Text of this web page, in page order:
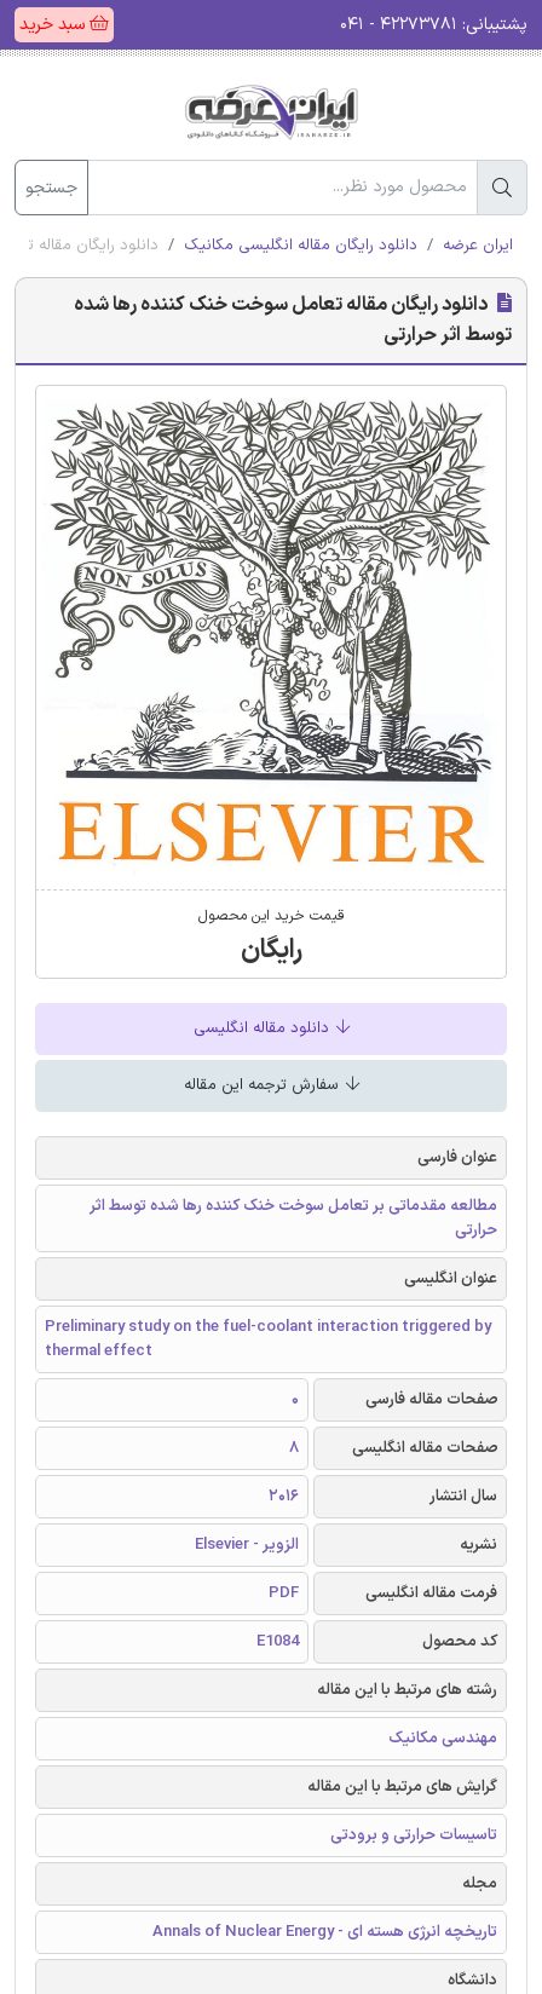
پشتیبانی: سبد خرید
جستجو
ایران عرضه دانلود رایگان مقاله انگلیسی مکانیک دانلود رایگان مقاله
دانلود رایگان مقاله تعامل سوخت خنک کننده رها شده
توسط اثر حرارتی
قیمت خرید این محصول
رایگان
دانلود مقاله انگلیسی
سفارش ترجمه این مقاله
عنوان فارسی
مطالعه مقدماتی بر تعامل سوخت خنک کننده رها شده توسط اثر
حرارتی
عنوان انگلیسی
Preliminary study on the fuel-coolant interaction triggered by
thermal effect
صفحات مقاله فارسی
0
صفحات مقاله انگلیسی
8
سال انتشار
2016
نشریه
الزویر - Elsevier
فرمت مقاله انگلیسی
PDF
کد محصول
E1084
رشته های مرتبط با این مقاله
مهندسی مکانیک
گرایش های مرتبط با این مقاله
تاسیسات حرارتی و برودتی
مجله
تاریخچه انرژی هسته ای - Annals of Nuclear Energy
دانشگاه